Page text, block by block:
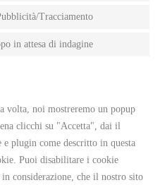
Tracciamento
in attesa di indagine
volta, noi mostreremo un popup
clicchi su "Accetta", dai il
plugin come descritto in questa
Puoi disabilitare i cookie
considerazione, che il nostro sito